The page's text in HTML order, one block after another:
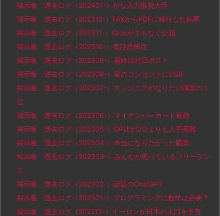
掲示板 過去ログ（202401-）かな入力推奨大臣
掲示板 過去ログ（202312-）FAXからPDFに移行した結果
掲示板 過去ログ（202311-）Grokがまもなく公開
掲示板 過去ログ（202310-）電話恐怖症
掲示板 過去ログ（202309-）最終出社日ポスト
掲示板 過去ログ（202308-）家のコンセントにUSB
掲示板 過去ログ（202307-）エンジニアがなりたい職業の１
位
掲示板 過去ログ（202306-）マイナンバーカード返納
掲示板 過去ログ（202305-）GPUは○○よりも入手困難
掲示板 過去ログ（202304-）本当になりたかった職業
掲示板 過去ログ（202303-）みんなが思っているフリーラン
ス
掲示板 過去ログ（202302-）話題のChatGPT
掲示板 過去ログ（202301-）プログラミングに数学は必要？
掲示板 過去ログ（202212-）イーロンが日本の人口を予言